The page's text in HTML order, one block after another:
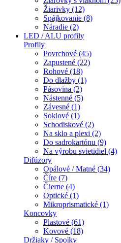
Žiarivky (12)
Spájkovanie (8)
Náradie (2)
LED / ALU profily
Profily
Povrchové (45)
Zapustené (22)
Rohové (18)
Do dlažby (1)
Pásovina (2)
Nástenné (5)
Závesné (1)
Soklové (1)
Schodiskové (2)
Na sklo a plexi (2)
Do sadrokartónu (9)
Na výrobu svietidiel (4)
Difúzory
Opálové / Matné (34)
Číre (7)
Čierne (4)
Optické (1)
Mikroprismatické (1)
Koncovky
Plastové (61)
Kovové (18)
Držiaky / Spojky